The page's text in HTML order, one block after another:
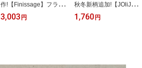
作!【Finissage】フラッ
シュクリア保冷ショルダ
ー（4色）「THE TIME」
ミングス公式ショップ
3,003円
秋冬新柄追加!【JOliJOl
i】FTダイカットコーム
（13柄）ジョリジョリ
1,760円